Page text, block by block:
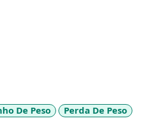
nossas trocas serem super
criarmos laços.
nutricionais voltados
comportamento diante da
mas de modo acolhedor e
de comportamento e
total êxito, é necessário um
De Peso
Perda De Peso